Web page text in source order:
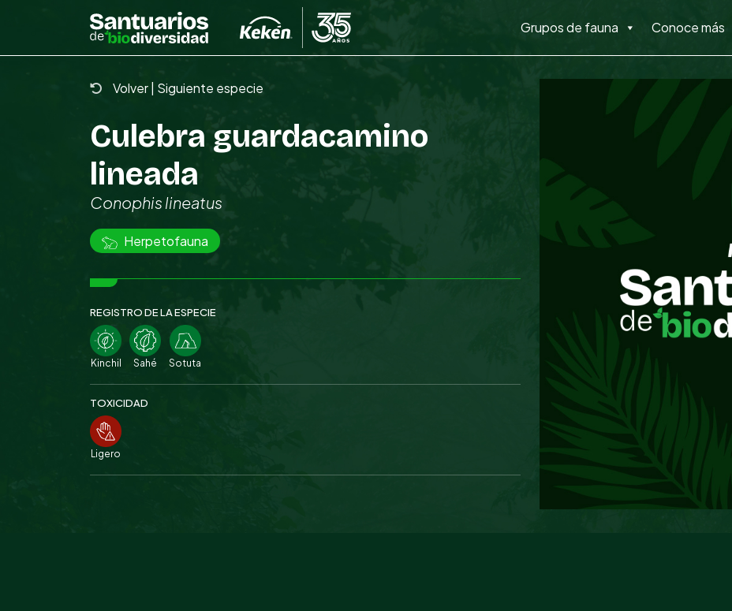
Grupos de fauna Conoce más
Volver Siguiente especie
Culebra guardacamino
lineada
Conophis lineatus
Herpetofauna
REGISTRO DE LA ESPECIE
Kinchil Sahé Sotuta
TOXICIDAD
Ligero